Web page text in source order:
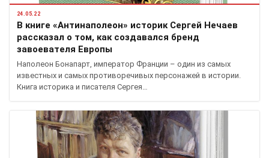
24.05.22
В книге «Антинаполеон» историк Сергей Нечаев
рассказал о том, как создавался бренд
завоевателя Европы
Наполеон Бонапарт, император Франции – один из самых
известных и самых противоречивых персонажей в истории.
Книга историка и писателя Сергея…